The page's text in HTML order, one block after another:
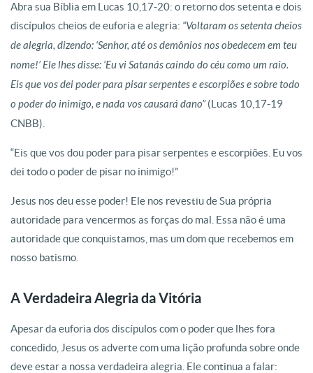
Abra sua Bíblia em Lucas 10,17-20: o retorno dos setenta e dois
discípulos cheios de euforia e alegria: “Voltaram os setenta cheios
de alegria, dizendo: ‘Senhor, até os demônios nos obedecem em teu
nome!’ Ele lhes disse: ‘Eu vi Satanás caindo do céu como um raio.
Eis que vos dei poder para pisar serpentes e escorpiões e sobre todo
o poder do inimigo, e nada vos causará dano”(Lucas 10,17-19
CNBB).
“Eis que vos dou poder para pisar serpentes e escorpiões. Eu vos
dei todo o poder de pisar no inimigo!”
Jesus nos deu esse poder! Ele nos revestiu de Sua própria
autoridade para vencermos as forças do mal. Essa não é uma
autoridade que conquistamos, mas um dom que recebemos em
nosso batismo.
A Verdadeira Alegria da Vitória
Apesar da euforia dos discípulos com o poder que lhes fora
concedido, Jesus os adverte com uma lição profunda sobre onde
deve estar a nossa verdadeira alegria. Ele continua a falar: